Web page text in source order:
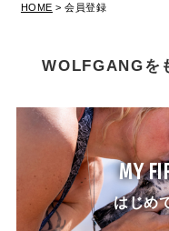
HOME 会員登録
WOLFGANGを
MY
はじめ